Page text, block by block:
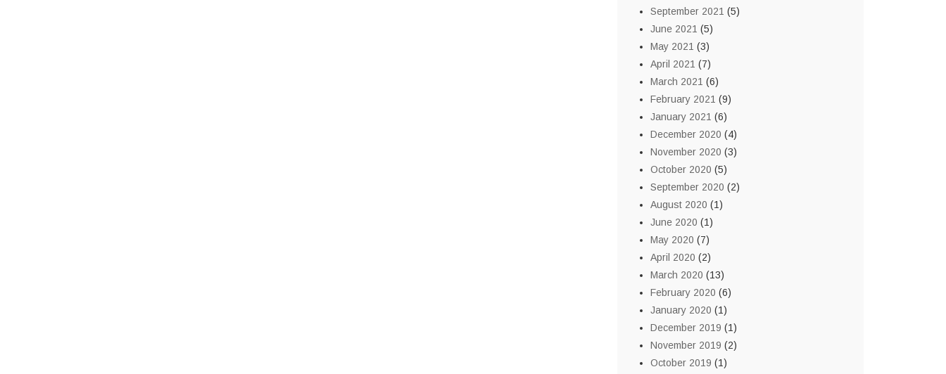
September 2021 (5)
June 2021 (5)
May 2021 (3)
April 2021 (7)
March 2021 (6)
February 2021 (9)
January 2021 (6)
December 2020 (4)
November 2020 (3)
October 2020 (5)
September 2020 (2)
August 2020 (1)
June 2020 (1)
May 2020 (7)
April 2020 (2)
March 2020 (13)
February 2020 (6)
January 2020 (1)
December 2019 (1)
November 2019 (2)
October 2019 (1)